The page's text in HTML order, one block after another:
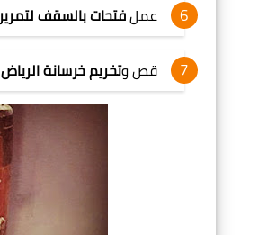
عملفتحات بالسقف لتمرير
قص وتخريم خرسانة الرياض